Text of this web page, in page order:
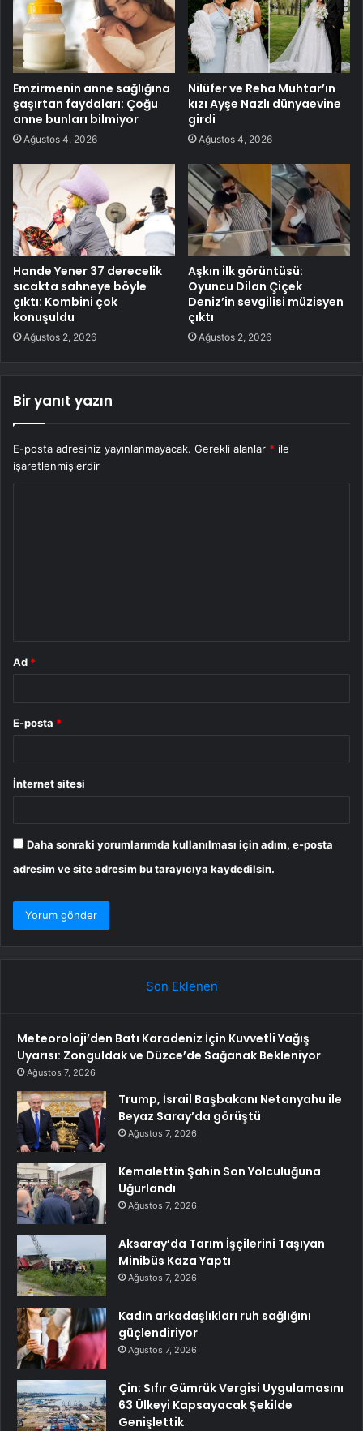
Emzirmenin anne sağlığına
şaşırtan faydaları: Çoğu
anne bunları bilmiyor
Ağustos 4, 2026
Nilüfer ve Reha Muhtar’ın
kızı Ayşe Nazlı dünyaevine
girdi
Ağustos 4, 2026
Hande Yener 37 derecelik
sıcakta sahneye böyle
çıktı: Kombini çok
konuşuldu
Ağustos 2, 2026
Aşkın ilk görüntüsü:
Oyuncu Dilan Çiçek
Deniz’in sevgilisi müzisyen
çıktı
Ağustos 2, 2026
Bir yanıt yazın
E-posta adresiniz yayınlanmayacak. Gerekli alanlar * ile
işaretlenmişlerdir
Ad *
E-posta *
İnternet sitesi
Daha sonraki yorumlarımda kullanılması için adım, e-posta
adresim ve site adresim bu tarayıcıya kaydedilsin.
Son Eklenen
Meteoroloji’den Batı Karadeniz İçin Kuvvetli Yağış
Uyarısı: Zonguldak ve Düzce’de Sağanak Bekleniyor
Ağustos 7, 2026
Trump, İsrail Başbakanı Netanyahu ile
Beyaz Saray’da görüştü
Ağustos 7, 2026
Kemalettin Şahin Son Yolculuğuna
Uğurlandı
Ağustos 7, 2026
Aksaray’da Tarım İşçilerini Taşıyan
Minibüs Kaza Yaptı
Ağustos 7, 2026
Kadın arkadaşlıkları ruh sağlığını
güçlendiriyor
Ağustos 7, 2026
Çin: Sıfır Gümrük Vergisi Uygulamasını
63 Ülkeyi Kapsayacak Şekilde
Genişlettik